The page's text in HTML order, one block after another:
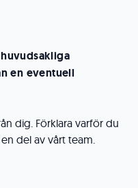
en eventuell
dig. Förklara varför du
del av vårt team.